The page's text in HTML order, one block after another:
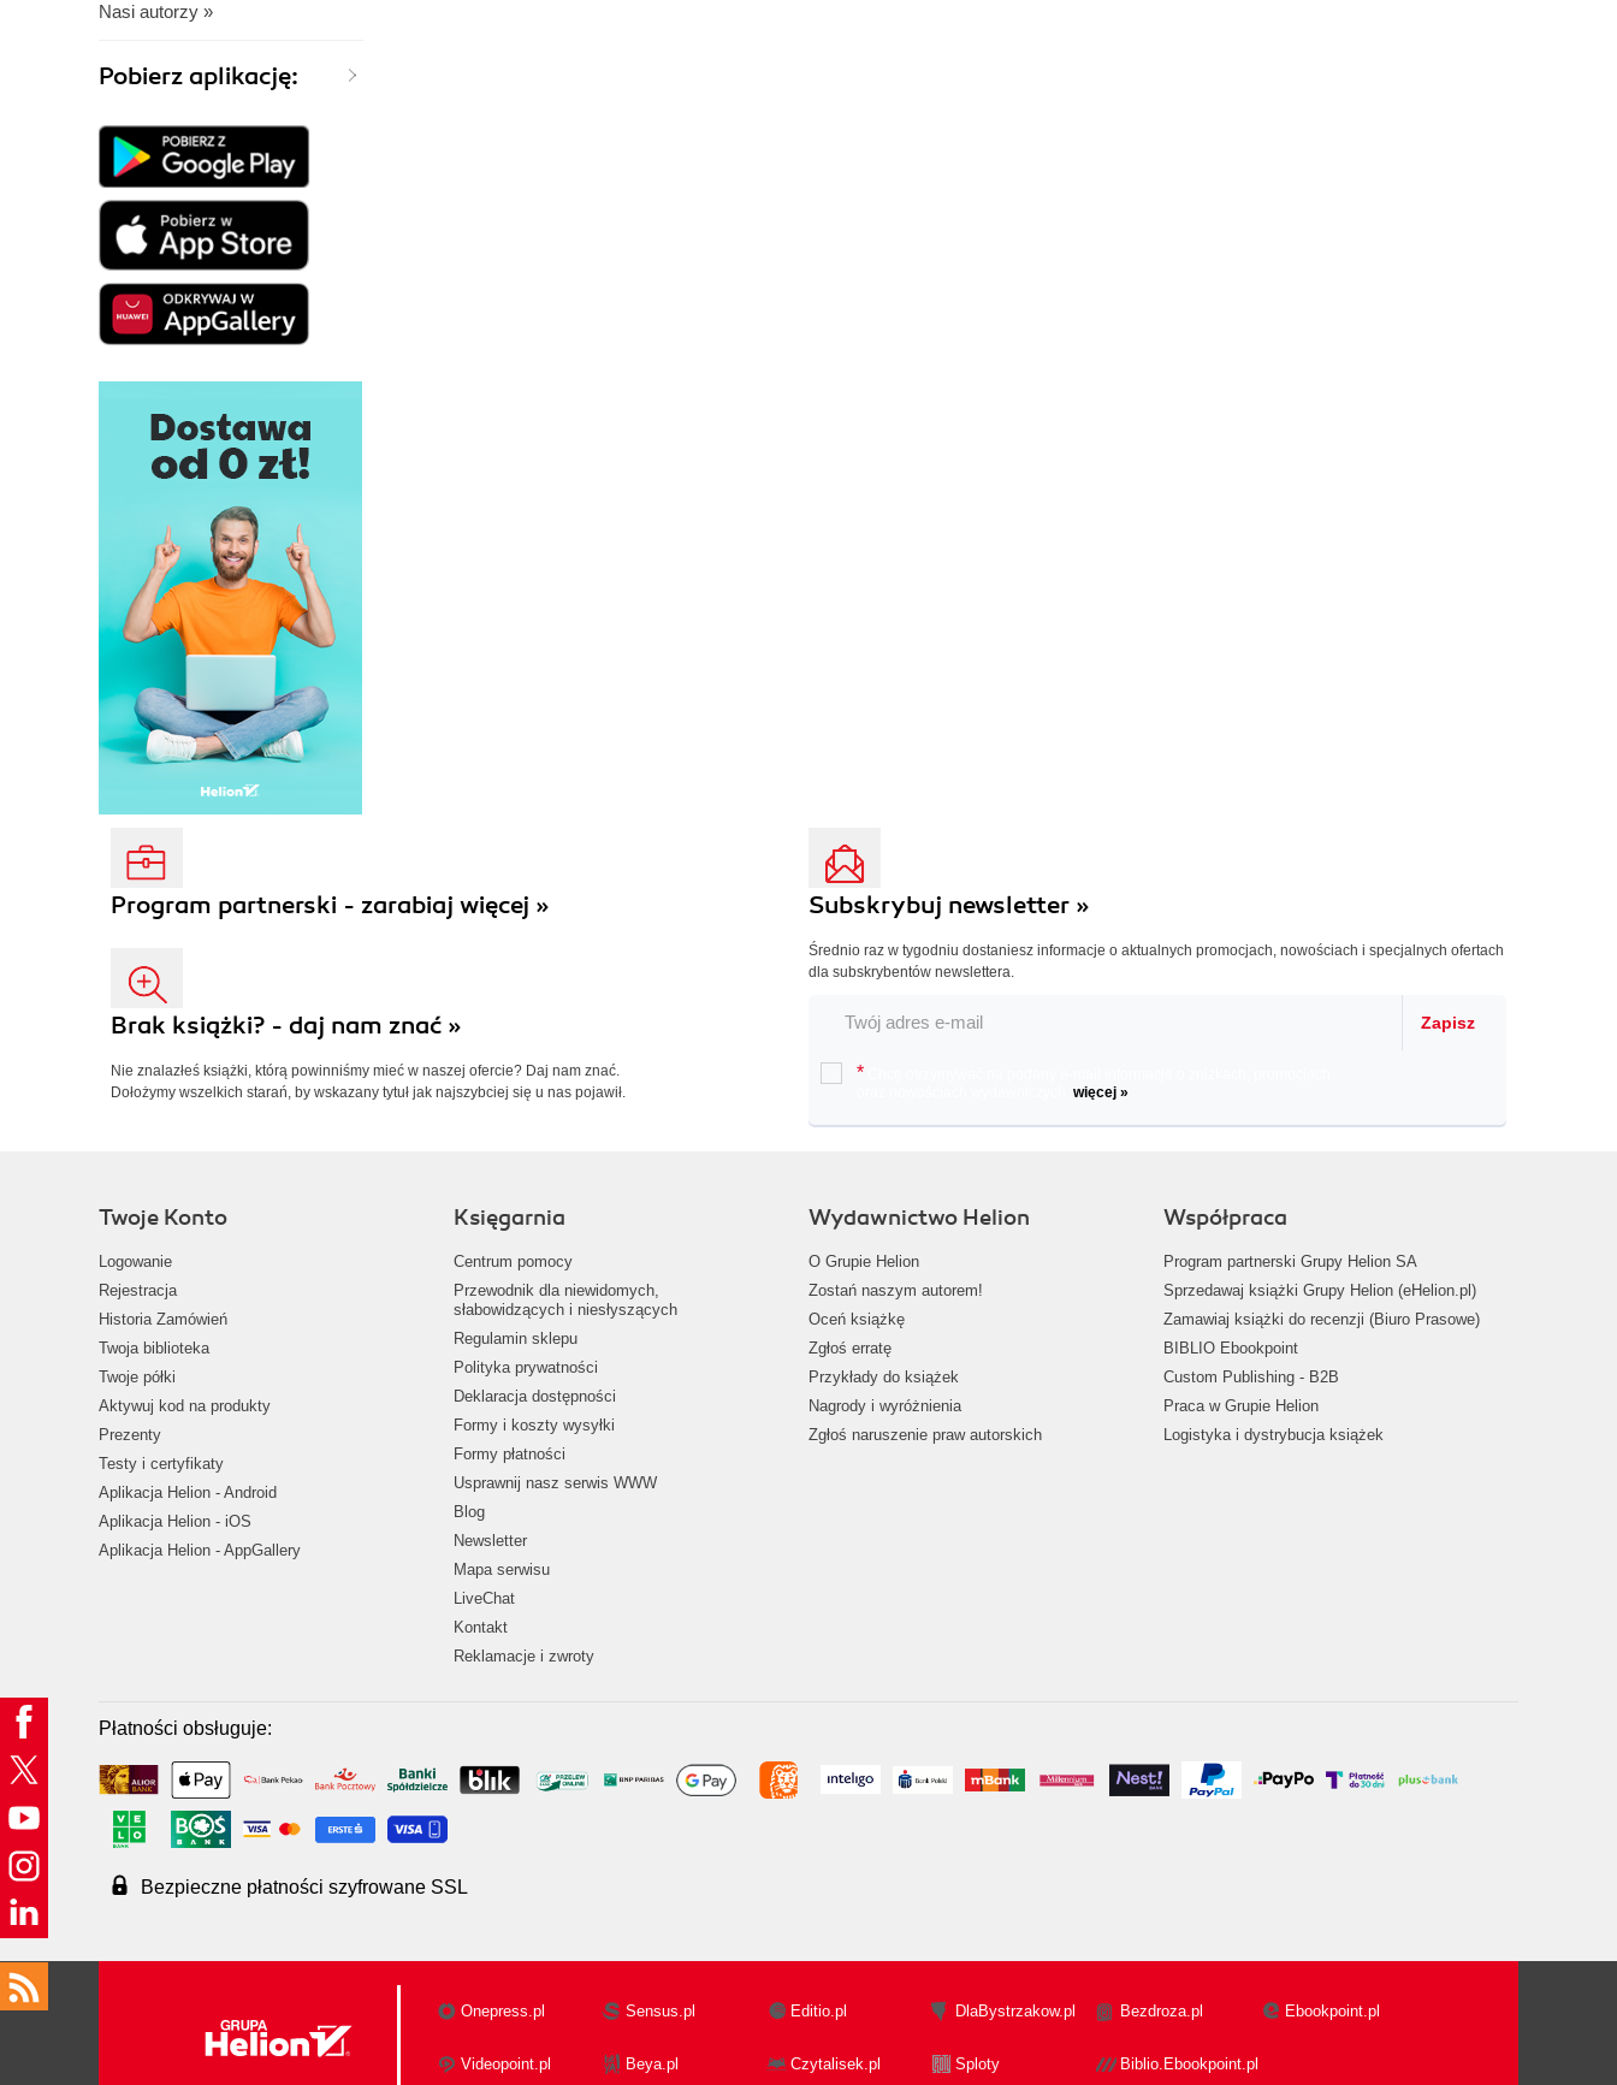
Nasi autorzy »
Pobierz aplikację:
Program partnerski - zarabiaj więcej »
Brak książki? - daj nam znać »
Nie znalazłeś książki, którą powinniśmy mieć w naszej ofercie? Daj nam znać.
Dołożymy wszelkich starań, by wskazany tytuł jak najszybciej się u nas pojawił.
Subskrybuj newsletter »
Średnio raz w tygodniu dostaniesz informacje o aktualnych promocjach, nowościach i specjalnych ofertach
dla subskrybentów newslettera.
Zapisz
*
więcej »
Twoje Konto
Logowanie
Rejestracja
Historia Zamówień
Twoja biblioteka
Twoje półki
Aktywuj kod na produkty
Prezenty
Testy i certyfikaty
Aplikacja Helion - Android
Aplikacja Helion - iOS
Aplikacja Helion - AppGallery
Księgarnia
Centrum pomocy
Przewodnik dla niewidomych,
słabowidzących i niesłyszących
Regulamin sklepu
Polityka prywatności
Deklaracja dostępności
Formy i koszty wysyłki
Formy płatności
Usprawnij nasz serwis WWW
Blog
Newsletter
Mapa serwisu
LiveChat
Kontakt
Reklamacje i zwroty
Wydawnictwo Helion
O Grupie Helion
Zostań naszym autorem!
Oceń książkę
Zgłoś erratę
Przykłady do książek
Nagrody i wyróżnienia
Zgłoś naruszenie praw autorskich
Współpraca
Program partnerski Grupy Helion SA
Sprzedawaj książki Grupy Helion (eHelion.pl)
Zamawiaj książki do recenzji (Biuro Prasowe)
BIBLIO Ebookpoint
Custom Publishing - B2B
Praca w Grupie Helion
Logistyka i dystrybucja książek
Płatności obsługuje:
Bezpieczne płatności szyfrowane SSL
Onepress.pl Sensus.pl Editio.pl DlaBystrzakow.pl Bezdroza.pl Ebookpoint.pl
Videopoint.pl Beya.pl Czytalisek.pl Sploty Biblio.Ebookpoint.pl